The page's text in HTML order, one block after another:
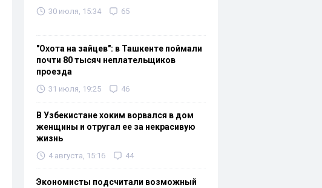
30 июля, 15:34 65
"Охота на зайцев": в Ташкенте поймали
почти 80 тысяч неплательщиков
проезда
31 июля, 19:25 46
В Узбекистане хоким ворвался в дом
женщины и отругал ее за некрасивую
жизнь
4 августа, 15:16 44
Экономисты подсчитали возможный